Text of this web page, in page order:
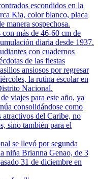
escondidos en la
Kia, color blanco, placa
manera sospechosa.
más de 46-60 cm de
diaria desde 1937.
con cuadernos
de las fiestas
ansiosos por regresar
la rutina escolar en
Nacional.
viajes para este año, ya
consolidándose como
atractivos del Caribe, no
sino también para el
se llevó por segunda
niña Brianna Genao, de 3
31 de diciembre en